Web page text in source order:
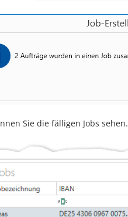
Sie die fälligen Jobs sehen.